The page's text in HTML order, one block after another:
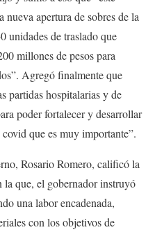
apertura de sobres de la
unidades de traslado que
millones de pesos para
Agregó finalmente que
partidas hospitalarias y de
poder fortalecer y desarrollar
que es muy importante”.
Rosario Romero, calificó la
que, el gobernador instruyó
una labor encadenada,
con los objetivos de